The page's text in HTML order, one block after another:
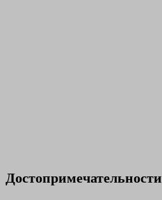
Достопримечательности